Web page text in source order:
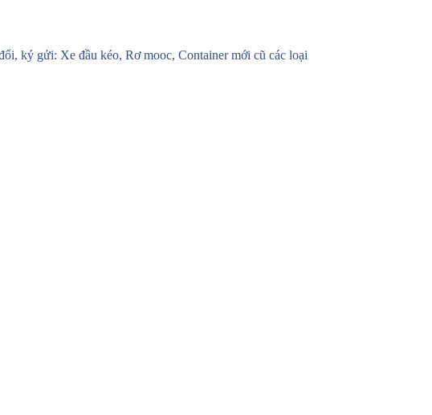
ký gửi: Xe đầu kéo, Rơ mooc, Container mới cũ các loại